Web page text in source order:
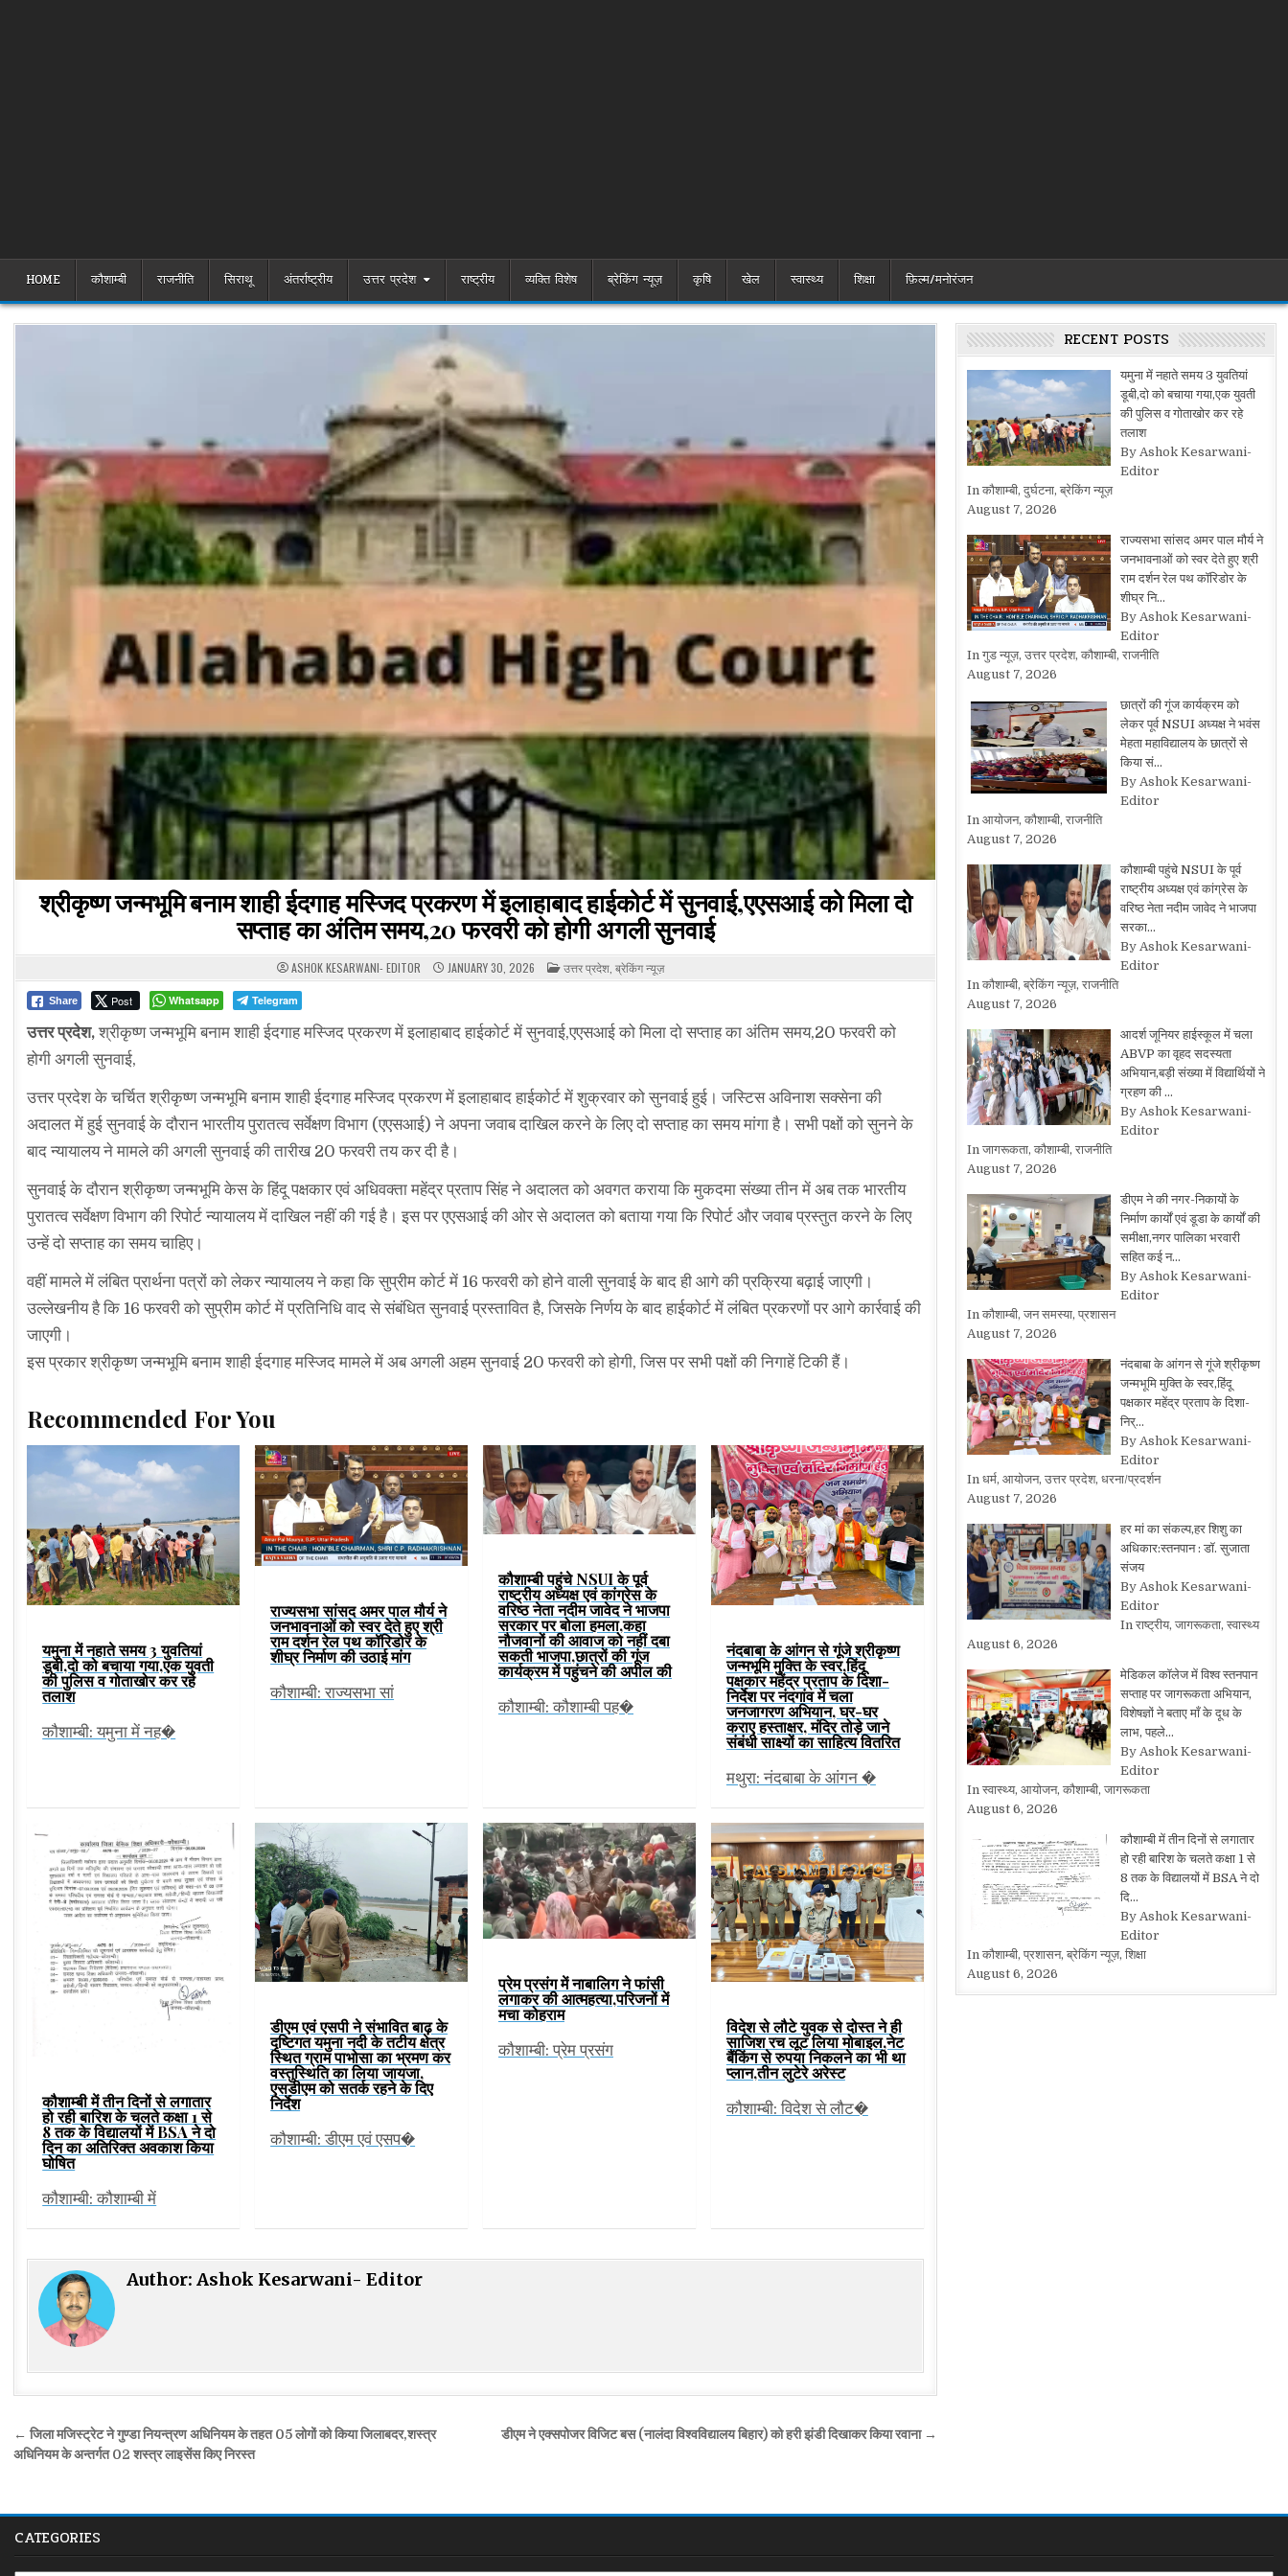
HOME कौशाम्बी राजनीति सिराथू अंतर्राष्ट्रीय उत्तर प्रदेश राष्ट्रीय व्यक्ति विशेष ब्रेकिंग न्यूज़ कृषि खेल स्वास्थ्य शिक्षा फ़िल्म/मनोरंजन
श्रीकृष्ण जन्मभूमि बनाम शाही ईदगाह मस्जिद प्रकरण में इलाहाबाद हाईकोर्ट में सुनवाई,एएसआई को मिला दो
सप्ताह का अंतिम समय,20 फरवरी को होगी अगली सुनवाई
ASHOK KESARWANI- EDITOR JANUARY 30, 2026 POSTED
IN
उत्तर प्रदेश, ब्रेकिंग न्यूज़
Share Post Whatsapp Telegram
उत्तर प्रदेश,श्रीकृष्ण जन्मभूमि बनाम शाही ईदगाह मस्जिद प्रकरण में इलाहाबाद हाईकोर्ट में सुनवाई,एएसआई को मिला दो सप्ताह का अंतिम समय,20 फरवरी को
होगी अगली सुनवाई,
उत्तर प्रदेश के चर्चित श्रीकृष्ण जन्मभूमि बनाम शाही ईदगाह मस्जिद प्रकरण में इलाहाबाद हाईकोर्ट में शुक्रवार को सुनवाई हुई। जस्टिस अविनाश सक्सेना की
अदालत में हुई सुनवाई के दौरान भारतीय पुरातत्व सर्वेक्षण विभाग (एएसआई) ने अपना जवाब दाखिल करने के लिए दो सप्ताह का समय मांगा है। सभी पक्षों को सुनने के
बाद न्यायालय ने मामले की अगली सुनवाई की तारीख 20 फरवरी तय कर दी है।
सुनवाई के दौरान श्रीकृष्ण जन्मभूमि केस के हिंदू पक्षकार एवं अधिवक्ता महेंद्र प्रताप सिंह ने अदालत को अवगत कराया कि मुकदमा संख्या तीन में अब तक भारतीय
पुरातत्व सर्वेक्षण विभाग की रिपोर्ट न्यायालय में दाखिल नहीं की गई है। इस पर एएसआई की ओर से अदालत को बताया गया कि रिपोर्ट और जवाब प्रस्तुत करने के लिए
उन्हें दो सप्ताह का समय चाहिए।
वहीं मामले में लंबित प्रार्थना पत्रों को लेकर न्यायालय ने कहा कि सुप्रीम कोर्ट में 16 फरवरी को होने वाली सुनवाई के बाद ही आगे की प्रक्रिया बढ़ाई जाएगी।
उल्लेखनीय है कि 16 फरवरी को सुप्रीम कोर्ट में प्रतिनिधि वाद से संबंधित सुनवाई प्रस्तावित है, जिसके निर्णय के बाद हाईकोर्ट में लंबित प्रकरणों पर आगे कार्रवाई की
जाएगी।
इस प्रकार श्रीकृष्ण जन्मभूमि बनाम शाही ईदगाह मस्जिद मामले में अब अगली अहम सुनवाई 20 फरवरी को होगी, जिस पर सभी पक्षों की निगाहें टिकी हैं।
Recommended For You
यमुना में नहाते समय 3 युवतियां
डूबी,दो को बचाया गया,एक युवती
की पुलिस व गोताखोर कर रहे
तलाश
कौशाम्बी: यमुना में नह�
राज्यसभा सांसद अमर पाल मौर्य ने
जनभावनाओं को स्वर देते हुए श्री
राम दर्शन रेल पथ कॉरिडोर के
शीघ्र निर्माण की उठाई मांग
कौशाम्बी: राज्यसभा सां
कौशाम्बी पहुंचे NSUI के पूर्व
राष्ट्रीय अध्यक्ष एवं कांग्रेस के
वरिष्ठ नेता नदीम जावेद ने भाजपा
सरकार पर बोला हमला,कहा
नौजवानों की आवाज को नहीं दबा
सकती भाजपा,छात्रों की गूंज
कार्यक्रम में पहुंचने की अपील की
कौशाम्बी: कौशाम्बी पह�
नंदबाबा के आंगन से गूंजे श्रीकृष्ण
जन्मभूमि मुक्ति के स्वर,हिंदू
पक्षकार महेंद्र प्रताप के दिशा-
निर्देश पर नंदगांव में चला
जनजागरण अभियान, घर-घर
कराए हस्ताक्षर, मंदिर तोड़े जाने
संबंधी साक्ष्यों का साहित्य वितरित
मथुरा: नंदबाबा के आंगन �
कौशाम्बी में तीन दिनों से लगातार
हो रही बारिश के चलते कक्षा 1 से
8 तक के विद्यालयों में BSA ने दो
दिन का अतिरिक्त अवकाश किया
घोषित
कौशाम्बी: कौशाम्बी में
डीएम एवं एसपी ने संभावित बाढ़ के
दृष्टिगत यमुना नदी के तटीय क्षेत्र
स्थित ग्राम पाभोसा का भ्रमण कर
वस्तुस्थिति का लिया जायजा,
एसडीएम को सतर्क रहने के दिए
निर्देश
कौशाम्बी: डीएम एवं एसप�
प्रेम प्रसंग में नाबालिग ने फांसी
लगाकर की आत्महत्या,परिजनों में
मचा कोहराम
कौशाम्बी: प्रेम प्रसंग
विदेश से लौटे युवक से दोस्त ने ही
साजिश रच लूट लिया मोबाइल,नेट
बैंकिंग से रुपया निकलने का भी था
प्लान,तीन लुटेरे अरेस्ट
कौशाम्बी: विदेश से लौट�
Author:Ashok Kesarwani- Editor
Post
navigation
डीएम ने एक्सपोजर विजिट बस (नालंदा विश्वविद्यालय बिहार) को हरी झंडी दिखाकर किया रवाना →
← जिला मजिस्ट्रेट ने गुण्डा नियन्त्रण अधिनियम के तहत 05 लोगों को किया जिलाबदर,शस्त्र
अधिनियम के अन्तर्गत 02 शस्त्र लाइसेंस किए निरस्त
RECENT POSTS
यमुना में नहाते समय 3 युवतियां
डूबी,दो को बचाया गया,एक युवती
की पुलिस व गोताखोर कर रहे
तलाश
By Ashok Kesarwani-
Editor
In कौशाम्बी, दुर्घटना, ब्रेकिंग न्यूज़
August 7, 2026
राज्यसभा सांसद अमर पाल मौर्य ने
जनभावनाओं को स्वर देते हुए श्री
राम दर्शन रेल पथ कॉरिडोर के
शीघ्र नि…
By Ashok Kesarwani-
Editor
In गुड न्यूज़, उत्तर प्रदेश, कौशाम्बी, राजनीति
August 7, 2026
छात्रों की गूंज कार्यक्रम को
लेकर पूर्व NSUI अध्यक्ष ने भवंस
मेहता महाविद्यालय के छात्रों से
किया सं…
By Ashok Kesarwani-
Editor
In आयोजन, कौशाम्बी, राजनीति
August 7, 2026
कौशाम्बी पहुंचे NSUI के पूर्व
राष्ट्रीय अध्यक्ष एवं कांग्रेस के
वरिष्ठ नेता नदीम जावेद ने भाजपा
सरका…
By Ashok Kesarwani-
Editor
In कौशाम्बी, ब्रेकिंग न्यूज़, राजनीति
August 7, 2026
आदर्श जूनियर हाईस्कूल में चला
ABVP का वृहद सदस्यता
अभियान,बड़ी संख्या में विद्यार्थियों ने
ग्रहण की …
By Ashok Kesarwani-
Editor
In जागरूकता, कौशाम्बी, राजनीति
August 7, 2026
डीएम ने की नगर-निकायों के
निर्माण कार्यों एवं डूडा के कार्यों की
समीक्षा,नगर पालिका भरवारी
सहित कई न…
By Ashok Kesarwani-
Editor
In कौशाम्बी, जन समस्या, प्रशासन
August 7, 2026
नंदबाबा के आंगन से गूंजे श्रीकृष्ण
जन्मभूमि मुक्ति के स्वर,हिंदू
पक्षकार महेंद्र प्रताप के दिशा-
निर्…
By Ashok Kesarwani-
Editor
In धर्म, आयोजन, उत्तर प्रदेश, धरना/प्रदर्शन
August 7, 2026
हर मां का संकल्प,हर शिशु का
अधिकार:स्तनपान : डॉ. सुजाता
संजय
By Ashok Kesarwani-
Editor
In राष्ट्रीय, जागरूकता, स्वास्थ्य
August 6, 2026
मेडिकल कॉलेज में विश्व स्तनपान
सप्ताह पर जागरूकता अभियान,
विशेषज्ञों ने बताए माँ के दूध के
लाभ, पहले…
By Ashok Kesarwani-
Editor
In स्वास्थ्य, आयोजन, कौशाम्बी, जागरूकता
August 6, 2026
कौशाम्बी में तीन दिनों से लगातार
हो रही बारिश के चलते कक्षा 1 से
8 तक के विद्यालयों में BSA ने दो
दि…
By Ashok Kesarwani-
Editor
In कौशाम्बी, प्रशासन, ब्रेकिंग न्यूज़, शिक्षा
August 6, 2026
CATEGORIES